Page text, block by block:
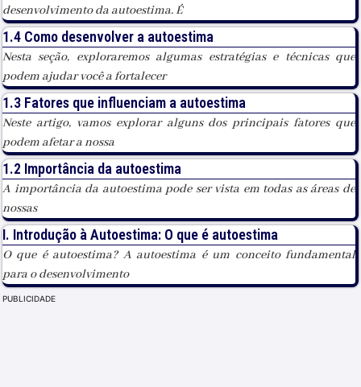
desenvolvimento da autoestima. É
1.4 Como desenvolver a autoestima
Nesta seção, exploraremos algumas estratégias e técnicas que
podem ajudar você a fortalecer
1.3 Fatores que influenciam a autoestima
Neste artigo, vamos explorar alguns dos principais fatores que
podem afetar a nossa
1.2 Importância da autoestima
A importância da autoestima pode ser vista em todas as áreas de
nossas
I. Introdução à Autoestima: O que é autoestima
O que é autoestima? A autoestima é um conceito fundamental
para o desenvolvimento
PUBLICIDADE